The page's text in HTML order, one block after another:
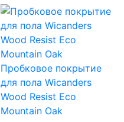
Пробковое покрытие
для пола Wicanders
Wood Resist Eco
Mountain Oak